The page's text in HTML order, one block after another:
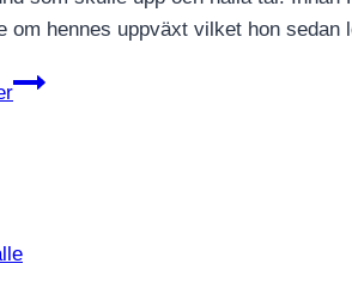
om hennes uppväxt vilket hon
Almedalstal